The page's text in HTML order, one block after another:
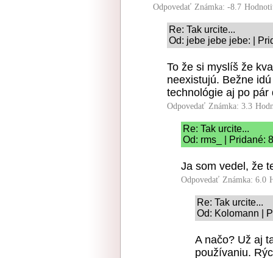
Odpovedať Známka: -8.7
Re: Tak urcite...
Od: jebe jebe jebe: |
To že si myslíš že
neexistujú. Bežne
technológie aj po pár
Odpovedať Známka: 3.3
Re: Tak urcite...
Od: rms_ | Pridané:
Ja som vedel, že
Odpovedať Známka: 6.0
Re: Tak urcite...
Od: Kolomann |
A načo? Už aj
používaniu.